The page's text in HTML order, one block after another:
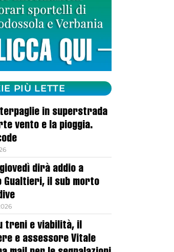
PIÙ LETTE
in superstrada
vento e la pioggia.
dirà addio a
Gualtieri, il sub morto
treni e viabilità, il
e assessore Vitale